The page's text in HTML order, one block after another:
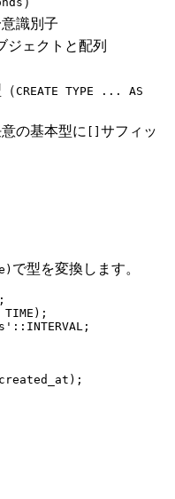
識別子
ジェクトと配列
CREATE TYPE ... AS
の基本型に
サフィッ
で型を変換します。
;
TIME );
' ::INTERVAL;